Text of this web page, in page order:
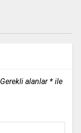
Gerekli alanlar *ile